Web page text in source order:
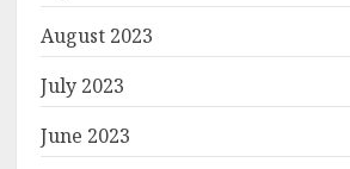
August 2023
July 2023
June 2023